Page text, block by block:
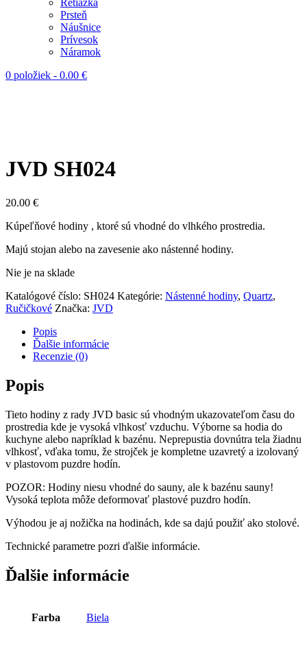
Retiazka
Prsteň
Náušnice
Prívesok
Náramok
0 položiek - 0.00 €
JVD SH024
20.00 €
Kúpeľňové hodiny , ktoré sú vhodné do vlhkého prostredia.
Majú stojan alebo na zavesenie ako nástenné hodiny.
Nie je na sklade
Katalógové číslo: SH024 Kategórie: Nástenné hodiny, Quartz,
Ručičkové Značka: JVD
Popis
Ďalšie informácie
Recenzie (0)
Popis
Tieto hodiny z rady JVD basic sú vhodným ukazovateľom času do
prostredia kde je vysoká vlhkosť vzduchu. Výborne sa hodia do
kuchyne alebo napríklad k bazénu. Neprepustia dovnútra tela žiadnu
vlhkosť, vďaka tomu, že strojček je kompletne uzavretý a izolovaný
v plastovom puzdre hodín.
POZOR: Hodiny niesu vhodné do sauny, ale k bazénu sauny!
Vysoká teplota môže deformovať plastové puzdro hodín.
Výhodou je aj nožička na hodinách, kde sa dajú použiť ako stolové.
Technické parametre pozri ďalšie informácie.
Ďalšie informácie
Farba Biela